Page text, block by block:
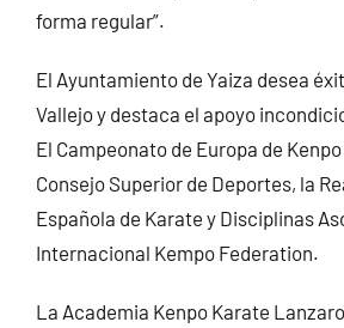
forma regular”.
El Ayuntamiento de Yaiza desea
Vallejo y destaca el apoyo
El Campeonato de Europa de
Consejo Superior de Deportes, la
Española de Karate y Disciplinas
Internacional Kempo Federation.
La Academia Kenpo Karate